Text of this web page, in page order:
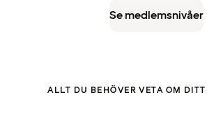
Se medlemsnivåer
ALLT DU BEHÖVER VETA OM